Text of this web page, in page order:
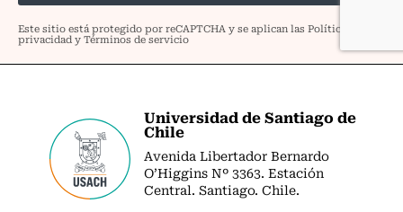
Universidad de Santiago de
Chile
Avenida Libertador Bernardo
O’Higgins Nº 3363. Estación
Central. Santiago. Chile.